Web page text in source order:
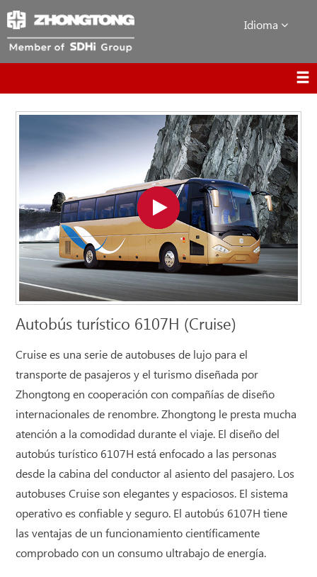
Idioma
Autobús turístico 6107H (Cruise)
Cruise es una serie de autobuses de lujo para el
transporte de pasajeros y el turismo diseñada por
Zhongtong en cooperación con compañías de diseño
internacionales de renombre. Zhongtong le presta mucha
atención a la comodidad durante el viaje. El diseño del
autobús turístico 6107H está enfocado a las personas
desde la cabina del conductor al asiento del pasajero. Los
autobuses Cruise son elegantes y espaciosos. El sistema
operativo es confiable y seguro. El autobús 6107H tiene
las ventajas de un funcionamiento científicamente
comprobado con un consumo ultrabajo de energía.